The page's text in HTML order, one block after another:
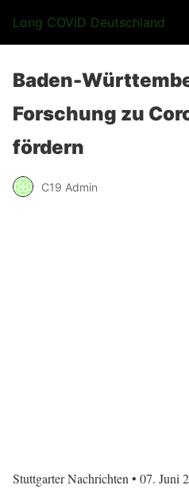
Long COVID Deutschland
Baden-
Forschung zu
fördern
C19 Admin
Stuttgarter Nachrichten • 07. Juni